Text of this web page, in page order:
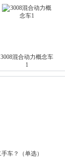
3008混合动力概念车
1